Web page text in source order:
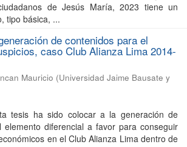
de Jesús María, 2023 tiene un
tipo básica, ...
de contenidos para el
caso Club Alianza Lima 2014-
Mauricio (Universidad Jaime Bausate y
tesis ha sido colocar a la generación de
elemento diferencial a favor para conseguir
en el Club Alianza Lima dentro de